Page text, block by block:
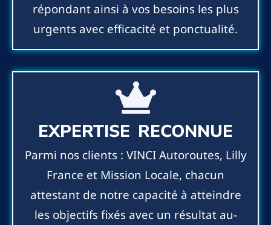
répondant ainsi à vos besoins les plus
urgents avec efficacité et ponctualité.
EXPERTISE RECONNUE
Parmi nos clients : VINCI Autoroutes, Lilly
France et Mission Locale, chacun
attestant de notre capacité à atteindre
les objectifs fixés avec un résultat au-